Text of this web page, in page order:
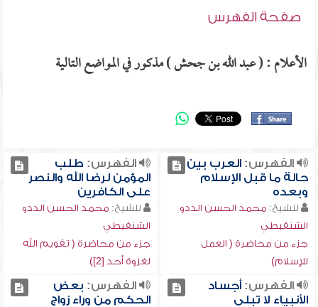
صفحة الفهرس
الأعلام : ( عبد الله بن جحش ) مذكور في المواضع التالية
الفهرس:العرب بين
حالة ما قبل الإسلام
وبعده
للشيخ: محمد الحسن الددو
الشنقيطي
جزء من محاضرة ( العمل
للإسلام)
الفهرس: طلب
المؤمن لرضا الله والنصر
على الكافرين
للشيخ: محمد الحسن الددو
الشنقيطي
جزء من محاضرة ( تقويم الله
لغزوة أحد [2])
الفهرس:أجساد
الأنبياء لا تبلى
الفهرس: بعض
الحكم من وراء زواج